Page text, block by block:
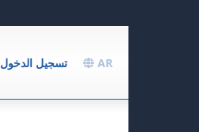
AR تسجيل الدخول